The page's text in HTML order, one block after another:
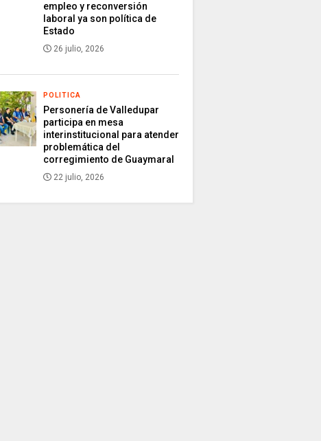
empleo y reconversión
laboral ya son política de
Estado
26 julio, 2026
POLITICA
Personería de Valledupar
participa en mesa
interinstitucional para atender
problemática del
corregimiento de Guaymaral
22 julio, 2026